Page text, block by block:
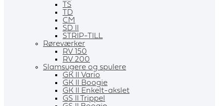
TS
TD
CM
SD II
STRIP-TILL
Røreværker
RV 150
RV 200
Slamsugere og spulere
GK II Vario
GK II Boogie
GK II Enkelt-akslet
GS II Trippel